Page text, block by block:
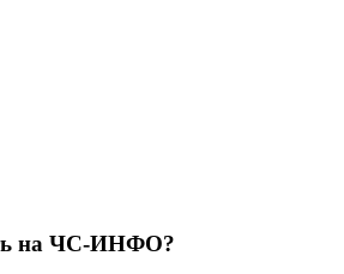
на ЧС-ИНФО?